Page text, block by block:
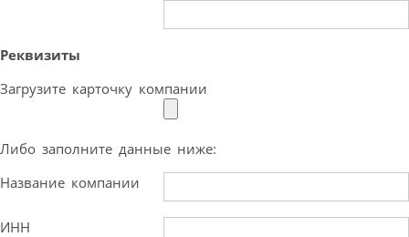
Реквизиты
Загрузите карточку компании
Либо заполните данные ниже:
Название компании
ИНН